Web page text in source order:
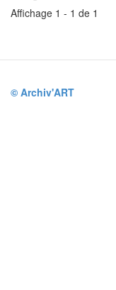
Affichage 1 - 1 de 1
© Archiv'ART